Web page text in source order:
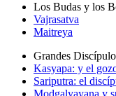
Los Budas y los
Vajrasatva
Maitreya
Grandes
Kasyapa: y el
Sariputra: el
Modgalyayana y